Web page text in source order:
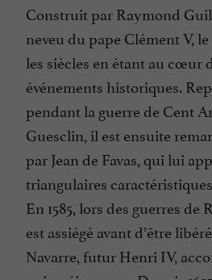
Construit par Raymond
neveu du pape Clément V,
les siècles en étant au cœur
événements historiques.
pendant la guerre de Cent
Guesclin, il est ensuite
par Jean de Favas, qui lui
triangulaires
En 1585, lors des guerres de
est assiégé avant d’être
Navarre, futur Henri IV,